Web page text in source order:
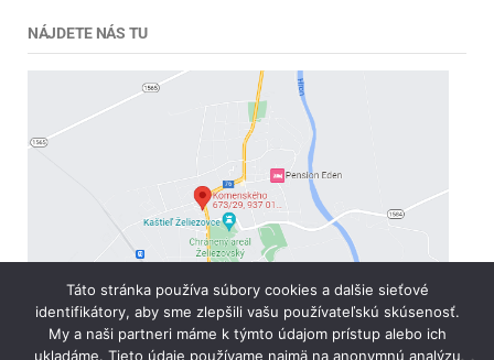
NÁJDETE NÁS TU
Táto stránka používa súbory cookies a dalšie sieťové
identifikátory, aby sme zlepšili vašu používateľskú skúsenosť.
My a naši partneri máme k týmto údajom prístup alebo ich
ukladáme. Tieto údaje používame najmä na anonymnú analýzu